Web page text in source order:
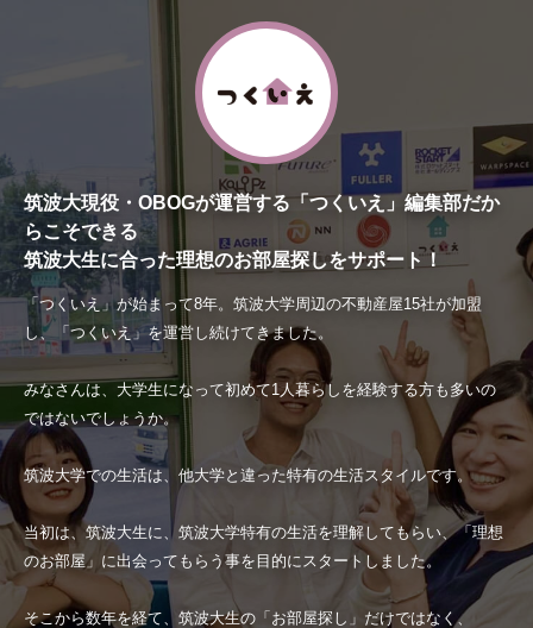
筑波大現役・OBOGが運営する「つくいえ」編集部だか
らこそできる
筑波大生に合った理想のお部屋探しをサポート！
「つくいえ」が始まって8年。筑波大学周辺の不動産屋15社が加盟
し、「つくいえ」を運営し続けてきました。
みなさんは、大学生になって初めて1人暮らしを経験する方も多いの
ではないでしょうか。
筑波大学での生活は、他大学と違った特有の生活スタイルです。
当初は、筑波大生に、筑波大学特有の生活を理解してもらい、「理想
のお部屋」に出会ってもらう事を目的にスタートしました。
そこから数年を経て、筑波大生の「お部屋探し」だけではなく、